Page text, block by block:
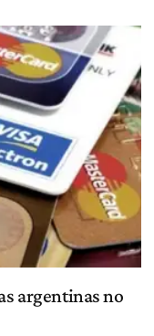
argentinas no